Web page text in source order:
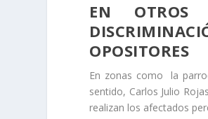
EN OTROS
OPOSITORES
En zonas como la
sentido, Carlos Julio
realizan los afectados